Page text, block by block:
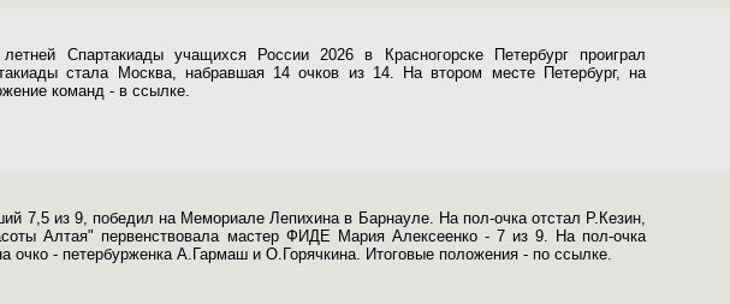
Спартакиады учащихся России 2026 в Красногорске Петербург проиграл
стала Москва, набравшая 14 очков из 14. На втором месте Петербург, на
команд - в ссылке.
7,5 из 9, победил на Мемориале Лепихина в Барнауле. На пол-очка отстал Р.Кезин,
Алтая" первенствовала мастер ФИДЕ Мария Алексеенко - 7 из 9. На пол-очка
- петербурженка А.Гармаш и О.Горячкина. Итоговые положения - по ссылке.